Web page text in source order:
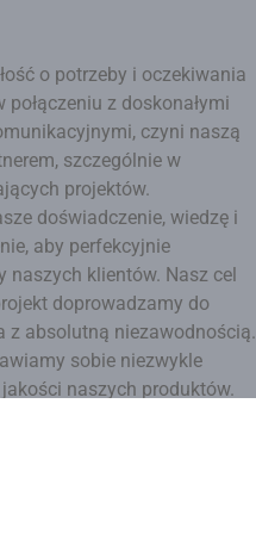
o potrzeby i oczekiwania
połączeniu z doskonałymi
czyni naszą
szczególnie w
projektów.
doświadczenie, wiedzę i
aby perfekcyjnie
naszych klientów. Nasz cel
doprowadzamy do
z absolutną niezawodnością.
sobie niezwykle
naszych produktów.